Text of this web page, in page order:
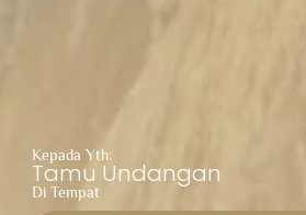
Kepada Yth:
Tamu Undangan
Di Tempat